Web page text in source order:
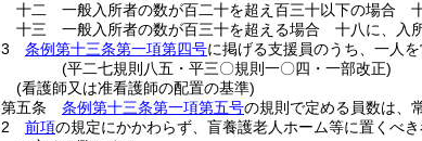
十二
一般入所者の数が百二十を超え百三十以下の場合
十三
一般入所者の数が百三十を超える場合 十八に、入
3
条例第十三条第一項第四号に掲げる支援員のうち、一人
(平二七規則八五・平三〇規則一〇四・一部改正)
(看護師又は准看護師の配置の基準)
第五条
条例第十三条第一項第五号の規則で定める員数は、
2
前項の規定にかかわらず、盲養護老人ホーム等に置くべ